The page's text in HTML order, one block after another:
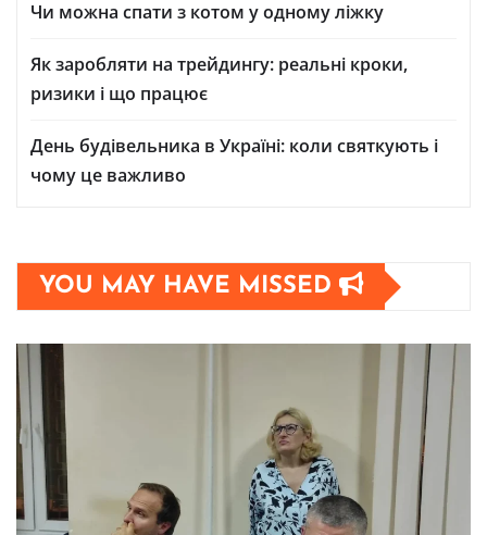
Чи можна спати з котом у одному ліжку
Як заробляти на трейдингу: реальні кроки,
ризики і що працює
День будівельника в Україні: коли святкують і
чому це важливо
YOU MAY HAVE MISSED